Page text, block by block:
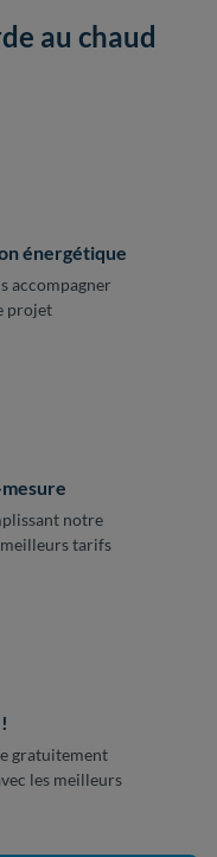
au chaud
énergétique
accompagner
projet
notre
tarifs
gratuitement
les meilleurs